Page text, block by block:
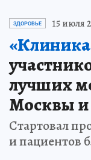
ЗДОРОВЬЕ 15 июля
лучших
Москвы
Стартовал
и пациентов